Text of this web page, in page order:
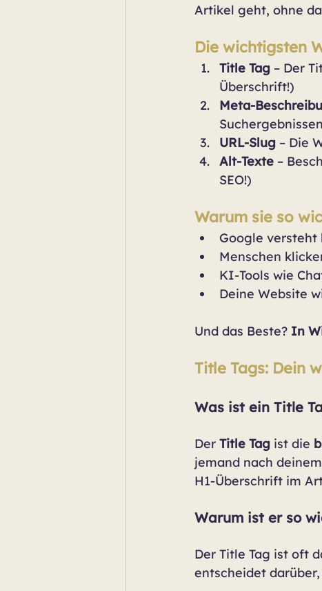
Artikel geht, ohne
Die wichtigsten
Title Tag – Der
Überschrift!)
Meta-
Suchergebnissen
URL-Slug – Die
Alt-Texte –
SEO!)
Warum sie so
Google versteht
Menschen
KI-Tools wie
Deine Website
Und das Beste? In
Title Tags: Dein
Was ist ein Title
Der Title Tag ist die
jemand nach
H1-Überschrift im
Warum ist er so
Der Title Tag ist oft
entscheidet